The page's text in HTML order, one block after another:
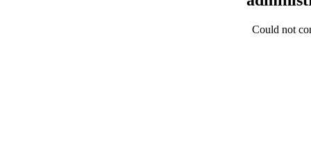
Could not